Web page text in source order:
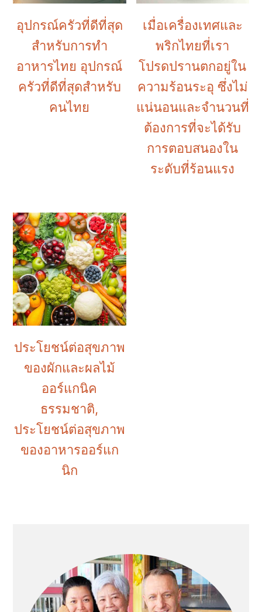
อุปกรณ์ครัวที่ดีที่สุด
สำหรับการทำ
อาหารไทย อุปกรณ์
ครัวที่ดีที่สุดสำหรับ
คนไทย
เมื่อเครื่องเทศและ
พริกไทยที่เรา
โปรดปรานตกอยู่ใน
ความร้อนระอุ ซึ่งไม่
แน่นอนและจำนวนที่
ต้องการที่จะได้รับ
การตอบสนองใน
ระดับที่ร้อนแรง
ประโยชน์ต่อสุขภาพ
ของผักและผลไม้
ออร์แกนิค
ธรรมชาติ,
ประโยชน์ต่อสุขภาพ
ของอาหารออร์แก
นิก